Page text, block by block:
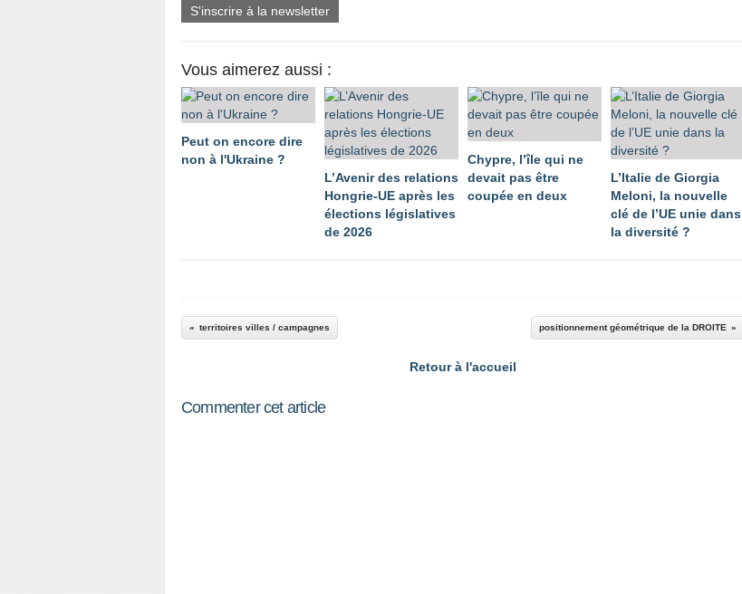
S'inscrire à la newsletter
Vous aimerez aussi :
Peut on encore dire
non à l'Ukraine ?
L’Avenir des relations
Hongrie-UE après les
élections législatives
de 2026
Chypre, l’île qui ne
devait pas être
coupée en deux
L’Italie de Giorgia
Meloni, la nouvelle
clé de l’UE unie dans
la diversité ?
territoires villes / campagnes positionnement géométrique de la DROITE
Retour à l'accueil
Commenter cet article